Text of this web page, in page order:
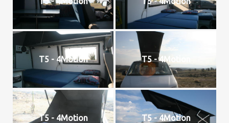
T5 - 4Motion T5 - 4Motion
T5 - 4Motion T5 - 4Motion